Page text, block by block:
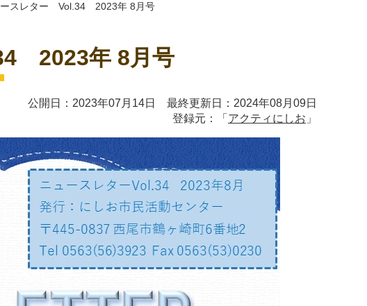
ースレター Vol.34 2023年 8月号
2023年 8月号
公開日：2023年07月14日 最終更新日：2024年08月09日
登録元：「 アクティにしお 」